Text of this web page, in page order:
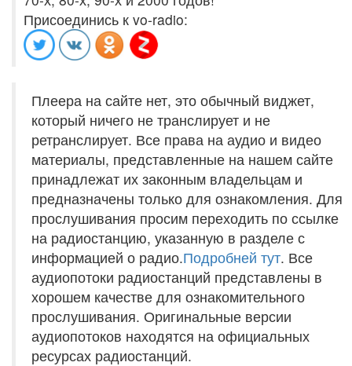
Присоединись к vo-radio:
Плеера на сайте нет, это обычный виджет,
который ничего не транслирует и не
ретранслирует. Все права на аудио и видео
материалы, представленные на нашем сайте
принадлежат их законным владельцам и
предназначены только для ознакомления. Для
прослушивания просим переходить по ссылке
на радиостанцию, указанную в разделе с
информацией о радио.Подробней тут. Все
аудиопотоки радиостанций представлены в
хорошем качестве для ознакомительного
прослушивания. Оригинальные версии
аудиопотоков находятся на официальных
ресурсах радиостанций.